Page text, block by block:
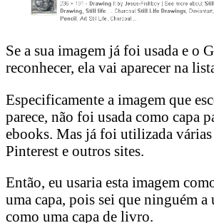
Se a sua imagem já foi usada e o
reconhecer, ela vai aparecer na
Especificamente a imagem que
parece, não foi usada como capa
ebooks. Mas já foi utilizada várias
Pinterest e outros sites.
Então, eu usaria esta imagem
uma capa, pois sei que ninguém a
como uma capa de livro.